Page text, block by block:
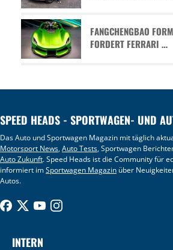
FANGCHENGBAO
FORDERT FERRARI …
SPEED HEADS - SPORTWAGEN- UND
Das Auto und Sportwagen Magazin mit täglich
Motorsport News,Auto Tests, Sportwagen
Auto Zukunft. Speed Heads ist die Community für
informiert imSportwagen Magazin über
Autos.
INTERN